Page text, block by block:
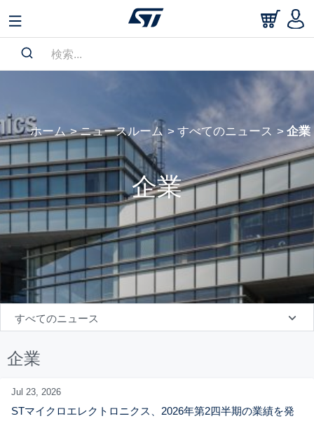
ホーム ニュースルーム すべてのニュース 企業
企業
すべてのニュース
企業
Jul 23, 2026
STマイクロエレクトロニクス、2026年第2四半期の業績を発